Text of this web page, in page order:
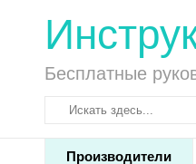
Бесплатные
Производители